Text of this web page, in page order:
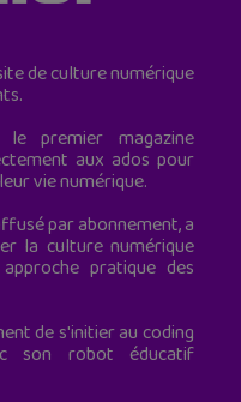
de culture numérique
le premier magazine
aux ados pour
vie numérique.
par abonnement, a
la culture numérique
pratique des
de s'initier au coding
son robot éducatif